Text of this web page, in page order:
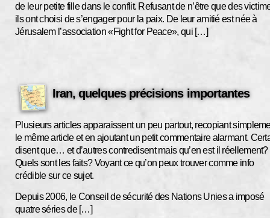
de leur petite fille dans le conflit. Refusant de n’être que des
ils ont choisi de s’engager pour la paix. De leur amitié est née à
Jérusalem l’association «Fight for Peace», qui […]
Iran, quelques précisions importantes
Plusieurs articles apparaissent un peu partout, recopiant
le même article et en ajoutant un petit commentaire alarmant.
disent que… et d’autres contredisent mais qu’en est il réellement?
Quels sont les faits? Voyant ce qu’on peux trouver comme info
crédible sur ce sujet.
Depuis 2006, le Conseil de sécurité des Nations Unies a imposé
quatre séries de […]